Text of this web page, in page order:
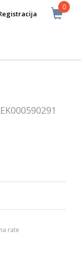
0
EK000590291
rate